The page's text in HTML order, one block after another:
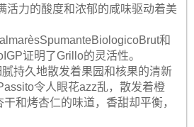
活力的酸度和浓郁的咸味驱动着美
和
证明了Grillo的灵活性。
持久地散发着果园和核果的清新
令人眼花azz乱，散发着橙
和烤杏仁的味道，香甜却平衡，